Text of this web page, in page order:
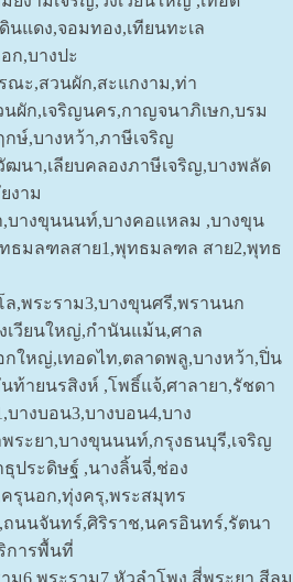
แดง,จอมทอง,เทียนทะเล
ก,บางปะ
ณะ,สวนผัก,สะแกงาม,ท่า
ผัก,เจริญนคร,กาญจนาภิเษก,บรม
ษ์,บางหว้า,ภาษีเจริญ
นา,เลียบคลองภาษีเจริญ,บางพลัด
งาม
,บางขุนนนท์,บางคอแหลม ,บางขุน
ธมลฑลสาย1,พุทธมลฑล สาย2,พุทธ
ล,พระราม3,บางขุนศรี,พรานนก
วียนใหญ่,กำนันแม้น,ศาล
ใหญ่,เทอดไท,ตลาดพลู,บางหว้า,ปิ่น
ท้ายนรสิงห์ ,โพธิ์แจ้,ศาลายา,รัชดา
างบอน3,บางบอน4,บาง
พระยา,บางขุนนนท์,กรุงธนบุรี,เจริญ
ประดิษฐ์ ,นางลิ้นจี่,ช่อง
รุนอก,ทุ่งครุ,พระสมุทร
ถนนจันทร์,ศิริราช,นครอินทร์,รัตนา
การพื้นที่
ม6,พระราม7,หัวลำโพง,สี่พระยา,สีล